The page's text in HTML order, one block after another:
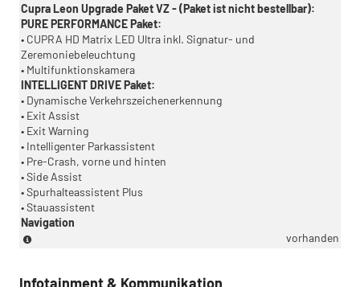
Cupra Leon Upgrade Paket VZ - (Paket ist nicht bestellbar):
PURE PERFORMANCE Paket:
• CUPRA HD Matrix LED Ultra inkl. Signatur- und
Zeremoniebeleuchtung
• Multifunktionskamera
INTELLIGENT DRIVE Paket:
• Dynamische Verkehrszeichenerkennung
• Exit Assist
• Exit Warning
• Intelligenter Parkassistent
• Pre-Crash, vorne und hinten
• Side Assist
• Spurhalteassistent Plus
• Stauassistent
Navigation
bestellbar)
vorhanden
Infotainment & Kommunikation